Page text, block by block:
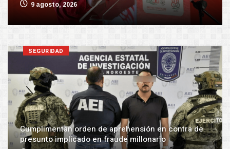
9 agosto, 2026
SEGURIDAD
Cumplimentan orden de aprehensión en contra de
presunto implicado en fraude millonario